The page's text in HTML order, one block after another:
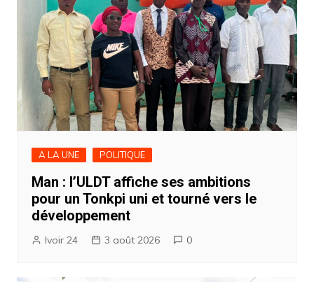
A LA UNE POLITIQUE
Man : l’ULDT affiche ses ambitions
pour un Tonkpi uni et tourné vers le
développement
Ivoir 24 3 août 2026 0